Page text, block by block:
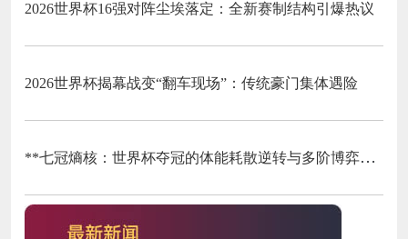
2026世界杯16强对阵尘埃落定：全新赛制结构引爆热议
2026世界杯揭幕战变“翻车现场”：传统豪门集体遇险
**七冠熵核：世界杯夺冠的体能耗散逆转与多阶博弈论**